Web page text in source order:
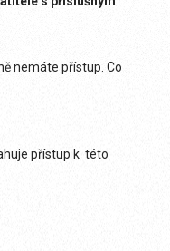
nemáte přístup. Co
přístup k této